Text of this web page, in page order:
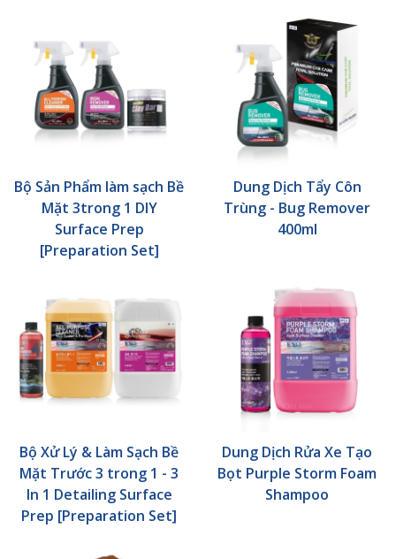
Bộ Sản Phẩm làm sạch Bề
Mặt 3trong 1 DIY
Surface Prep
[Preparation Set]
Dung Dịch Tẩy Côn
Trùng - Bug Remover
400ml
Bộ Xử Lý & Làm Sạch Bề
Mặt Trước 3 trong 1 - 3
In 1 Detailing Surface
Prep [Preparation Set]
Dung Dịch Rửa Xe Tạo
Bọt Purple Storm Foam
Shampoo